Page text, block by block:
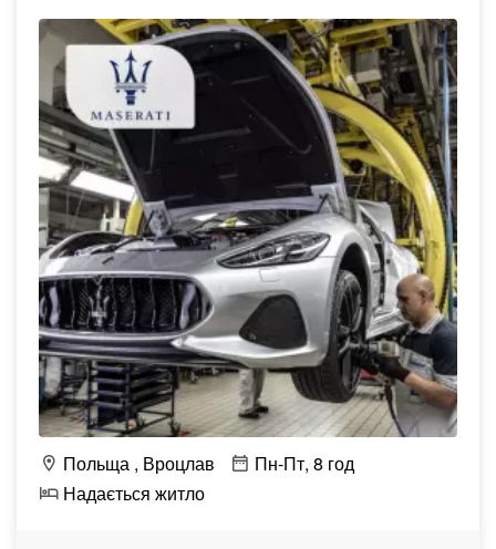
Польща Вроцлав
Пн-Пт, 8 год
Надається житло